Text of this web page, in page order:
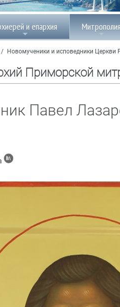
и епархия
/ Новомученики и исповедники Церкви
Приморской
Павел